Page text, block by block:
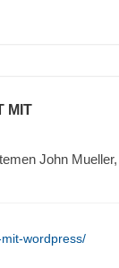
MIT
John Mueller,
wordpress/